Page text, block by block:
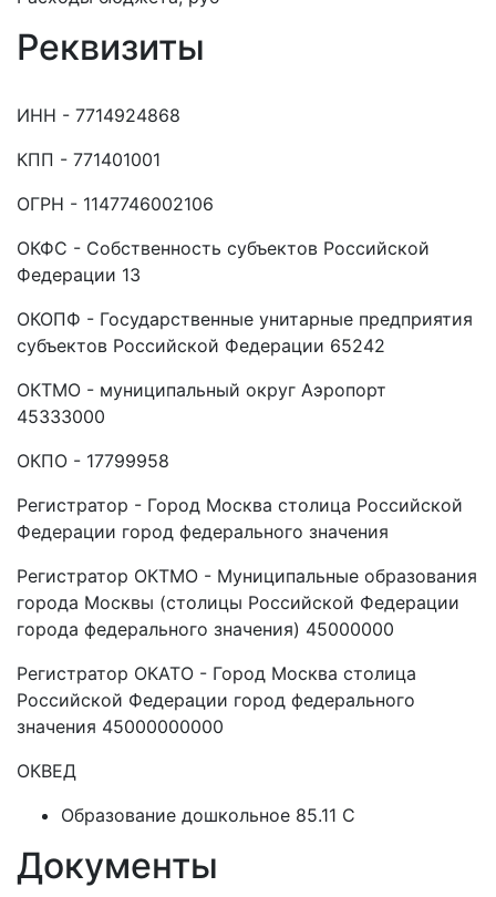
Реквизиты
ИНН - 7714924868
КПП - 771401001
ОГРН - 1147746002106
ОКФС - Собственность субъектов Российской
Федерации 13
ОКОПФ - Государственные унитарные предприятия
субъектов Российской Федерации 65242
ОКТМО - муниципальный округ Аэропорт
45333000
ОКПО - 17799958
Регистратор - Город Москва столица Российской
Федерации город федерального значения
Регистратор ОКТМО - Муниципальные образования
города Москвы (столицы Российской Федерации
города федерального значения) 45000000
Регистратор ОКАТО - Город Москва столица
Российской Федерации город федерального
значения 45000000000
ОКВЕД
Образование дошкольное 85.11 C
Документы